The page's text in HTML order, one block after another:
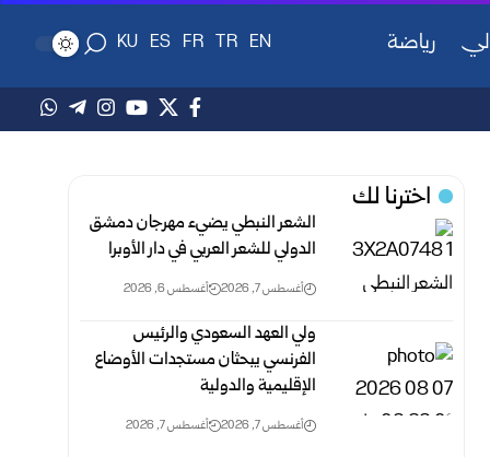
رياضة EN
TR
FR
ES
KU
اخترنا لك
الشعر النبطي يضيء مهرجان دمشق
الدولي للشعر العربي في دار الأوبرا
أغسطس 7, 2026 أغسطس 6, 2026
ولي العهد السعودي والرئيس
الفرنسي يبحثان مستجدات الأوضاع
الإقليمية والدولية
أغسطس 7, 2026 أغسطس 7, 2026